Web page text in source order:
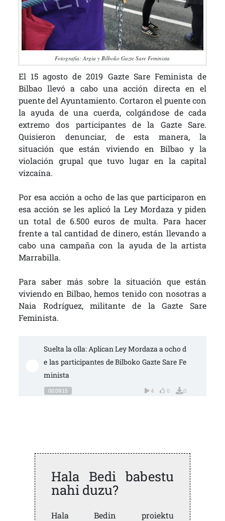
Fotografía: Argia y Bilboko Gazte Sare Feminista
El 15 agosto de 2019 Gazte Sare Feminista de
Bilbao llevó a cabo una acción directa en el
puente del Ayuntamiento. Cortaron el puente con
la ayuda de una cuerda, colgándose de cada
extremo dos participantes de la Gazte Sare.
Quisieron denunciar, de esta manera, la
situación que están viviendo en Bilbao y la
violación grupal que tuvo lugar en la capital
vizcaína.
Por esa acción a ocho de las que participaron en
esa acción se les aplicó la Ley Mordaza y piden
un total de 6.500 euros de multa. Para hacer
frente a tal cantidad de dinero, están llevando a
cabo una campaña con la ayuda de la artista
Marrabilla.
Para saber más sobre la situación que están
viviendo en Bilbao, hemos tenido con nosotras a
Naia Rodríguez, militante de la Gazte Sare
Feminista.
Suelta la olla: Aplican Ley Mordaza a ocho d
e las participantes de Bilboko Gazte Sare Fe
minista
00:09:15 4 0 0
Hala Bedi babestu
nahi duzu?
Hala Bedin proiektu